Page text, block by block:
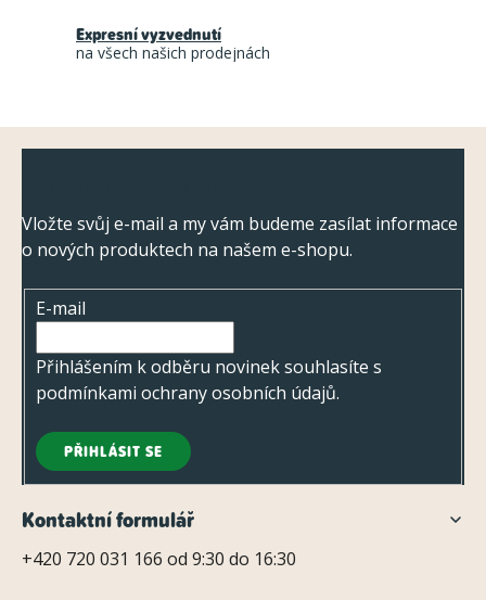
r
v
y
v
p
i
s
Expresní vyzvednutí
na všech našich prodejnách
Vložte svůj e-mail a my vám budeme zasílat informace
o nových produktech na našem e-shopu.
E-mail
Přihlášením k odběru novinek souhlasíte s
podmínkami ochrany osobních údajů.
PŘIHLÁSIT SE
Kontaktní formulář
+420 720 031 166 od 9:30 do 16:30